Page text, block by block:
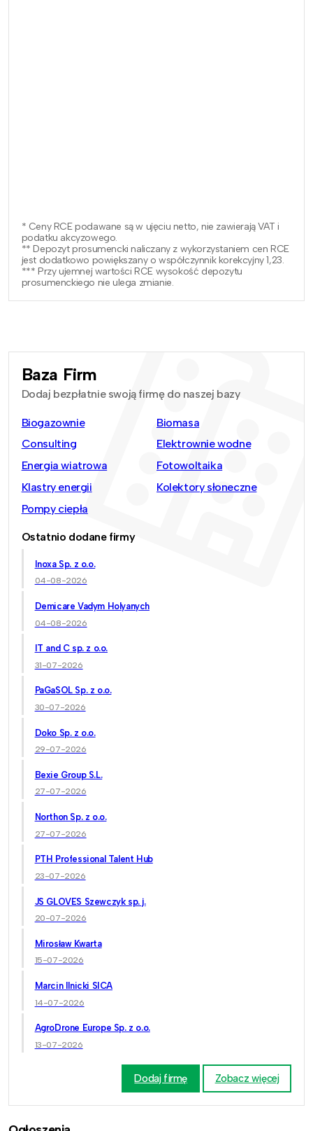
* Ceny RCE podawane są w ujęciu netto, nie zawierają VAT i
podatku akcyzowego.
** Depozyt prosumencki naliczany z wykorzystaniem cen RCE
jest dodatkowo powiększany o współczynnik korekcyjny 1,23.
*** Przy ujemnej wartości RCE wysokość depozytu
prosumenckiego nie ulega zmianie.
Baza Firm
Dodaj bezpłatnie swoją firmę do naszej bazy
Biogazownie
Biomasa
Consulting
Elektrownie wodne
Energia wiatrowa
Fotowoltaika
Klastry energii
Kolektory słoneczne
Pompy ciepła
Ostatnio dodane firmy
Inoxa Sp. z o.o.
04-08-2026
Demicare Vadym Holyanych
04-08-2026
IT and C sp. z o.o.
31-07-2026
PaGaSOL Sp. z o.o.
30-07-2026
Doko Sp. z o.o.
29-07-2026
Bexie Group S.L.
27-07-2026
Northon Sp. z o.o.
27-07-2026
PTH Professional Talent Hub
23-07-2026
JS GLOVES Szewczyk sp. j.
20-07-2026
Mirosław Kwarta
15-07-2026
Marcin Ilnicki SICA
14-07-2026
AgroDrone Europe Sp. z o.o.
13-07-2026
Dodaj firmę Zobacz więcej